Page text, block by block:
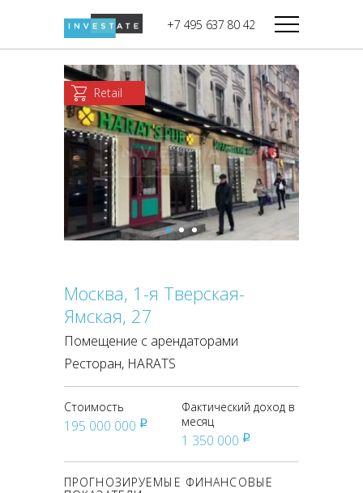
+7 495 637 80 42
Дикси
Верный
Мираторг
Магнолия
В башне
Башня Федерация-II
Башня Федерация-I
Восток
Город Столиц,
Северный блок
Город Столиц,
Южный блок
Retail
Москва, 1-я Тверская-
Ямская, 27
Помещение с арендаторами
Ресторан, НАRATS
Стоимость
195 000 000 pуб
Фактический доход в
месяц
1 350 000 pуб
ПРОГНОЗИРУЕМЫЕ ФИНАНСОВЫЕ